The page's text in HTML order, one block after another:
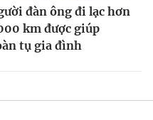
đàn ông đi lạc hơn
km được giúp
tụ gia đình